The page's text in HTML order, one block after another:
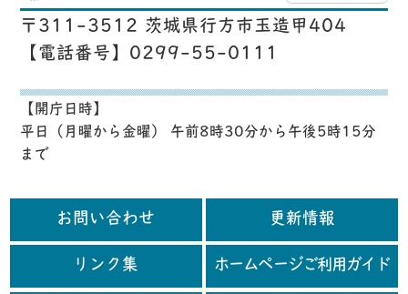
〒311-3512 茨城県行方市玉造甲404
【電話番号】0299-55-0111
【開庁日時】
平日（月曜から金曜） 午前8時30分から午後5時15分
まで
お問い合わせ 更新情報
リンク集 ホームページご利用ガイド